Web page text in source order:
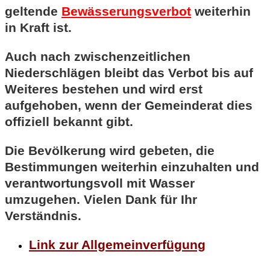
geltende Bewässerungsverbot weiterhin
in Kraft ist.
Auch nach zwischenzeitlichen
Niederschlägen bleibt das Verbot bis auf
Weiteres bestehen und wird erst
aufgehoben, wenn der Gemeinderat dies
offiziell bekannt gibt.
Die Bevölkerung wird gebeten, die
Bestimmungen weiterhin einzuhalten und
verantwortungsvoll mit Wasser
umzugehen. Vielen Dank für Ihr
Verständnis.
Link zur Allgemeinverfügung